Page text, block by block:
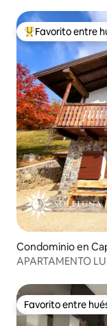
De los mejores en
Favorito entre
Condominio en
APARTAMENTO
Favorito entre
Favorito entre